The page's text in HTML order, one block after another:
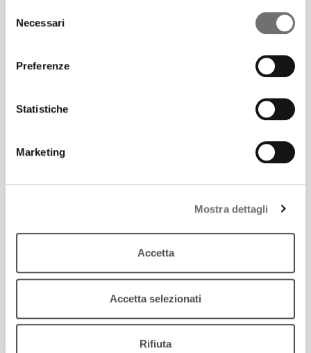
delNecessari
Preferenze
Statistiche
Marketing
Mostra dettagli
Accetta
Accetta selezionati
Rifiuta
SI TORNA A DANZARE CON “MI CHIAMO
Rimasterizzati in un doppio cd brani originali e
arrangiamenti di Secondo Casadei